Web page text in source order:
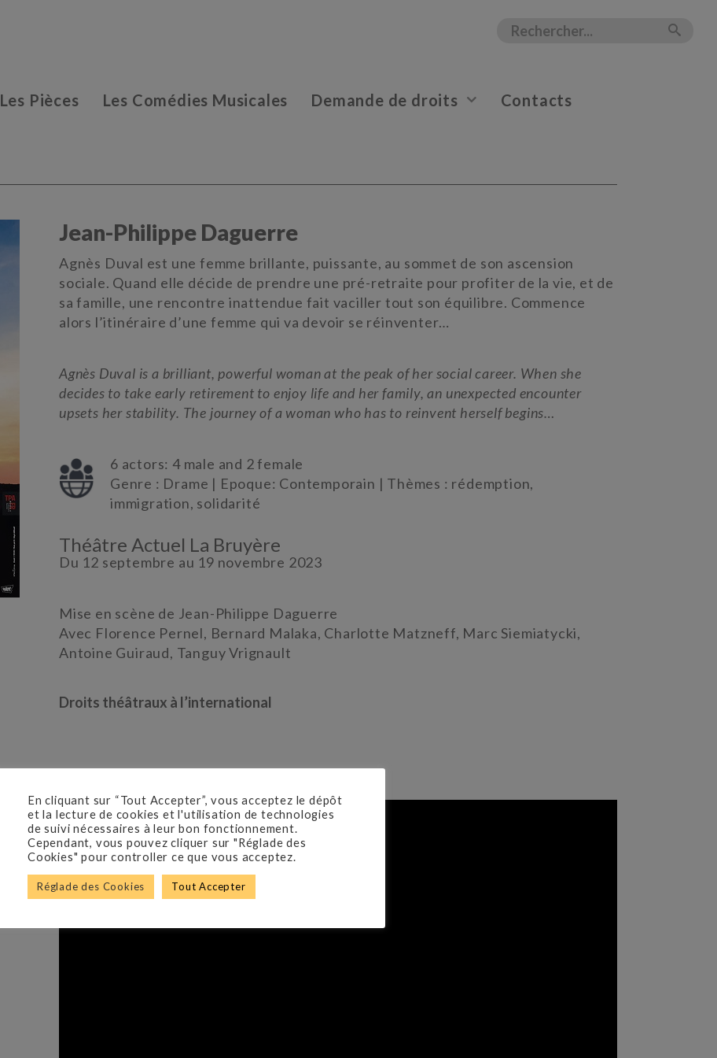
Les Pièces Les Comédies Musicales Demande de droits Contacts
Jean-Philippe Daguerre
Agnès Duval est une femme brillante, puissante, au sommet de son ascension
sociale. Quand elle décide de prendre une pré-retraite pour profiter de la vie, et de
sa famille, une rencontre inattendue fait vaciller tout son équilibre. Commence
alors l’itinéraire d’une femme qui va devoir se réinventer…
Agnès Duval is a brilliant, powerful woman at the peak of her social career. When she
decides to take early retirement to enjoy life and her family, an unexpected encounter
upsets her stability. The journey of a woman who has to reinvent herself begins…
6 actors: 4 male and 2 female
Genre : Drame | Epoque: Contemporain | Thèmes : rédemption,
immigration, solidarité
Théâtre Actuel La Bruyère
Du 12 septembre au 19 novembre 2023
Mise en scène de Jean-Philippe Daguerre
Avec Florence Pernel, Bernard Malaka, Charlotte Matzneff, Marc Siemiatycki,
Antoine Guiraud, Tanguy Vrignault
Droits théâtraux à l’international
En cliquant sur “Tout Accepter”, vous acceptez le dépôt
et la lecture de cookies et l'utilisation de technologies
de suivi nécessaires à leur bon fonctionnement.
Cependant, vous pouvez cliquer sur "Réglade des
Cookies" pour controller ce que vous acceptez.
Réglade des Cookies Tout Accepter